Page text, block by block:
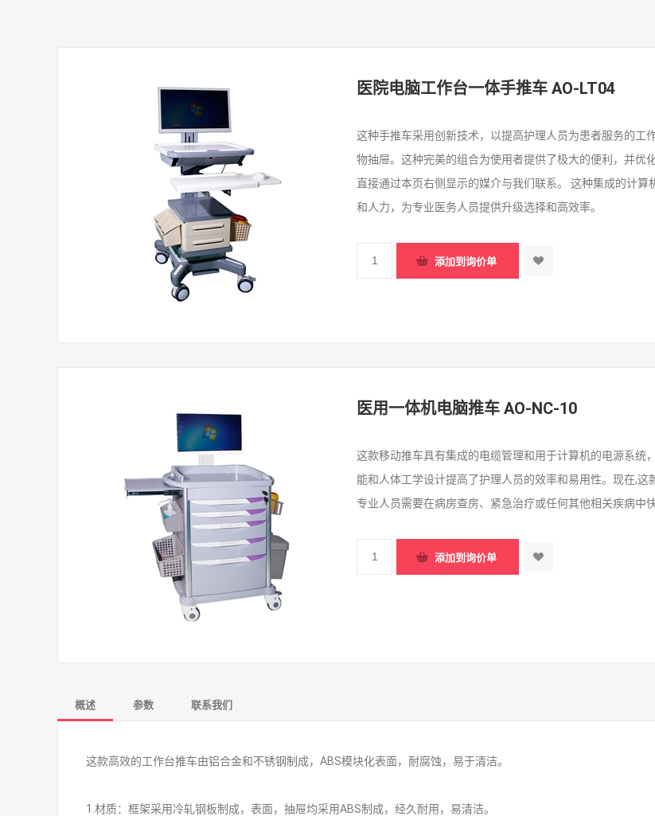
医院电脑工作台一体手推车 AO-LT04
这种手推车采用创新技术，以提高护理人员为患者服务的工
物抽屉。这种完美的组合为使用者提供了极大的便利，并优
直接通过本页右侧显示的媒介与我们联系。 这种集成的计
和人力，为专业医务人员提供升级选择和高效率。
医用一体机电脑推车 AO-NC-10
这款移动推车具有集成的电缆管理和用于计算机的电源系统
能和人体工学设计提高了护理人员的效率和易用性。现在,
专业人员需要在病房查房、紧急治疗或任何其他相关疾病中
概述 参数 联系我们
这款高效的工作台推车由铝合金和不锈钢制成，ABS模块化表面，耐腐蚀，易于清洁。
1.材质：框架采用冷轧钢板制成，表面，抽屉均采用ABS制成，经久耐用，易清洁。